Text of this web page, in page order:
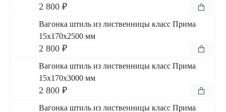
2 800 ₽
Вагонка штиль из лиственницы класс Прима
15x170x2500 мм
2 800 ₽
Вагонка штиль из лиственницы класс Прима
15x170x3000 мм
2 800 ₽
Вагонка штиль из лиственницы класс Прима